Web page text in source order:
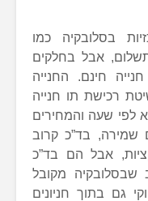
בסלובקיה כמו
אבל בחלקים
חינם. החנייה
רכישת תו חנייה
לפי שעה והמחירים
שמירה, בד”כ קרוב
אבל הם בד”כ
שבסלובקיה מקובל
גם בתוך חניונים